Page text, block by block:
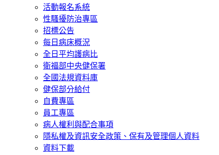
活動報名系統
性騷擾防治專區
招標公告
每日病床概況
全日平均護病比
衛福部中央健保署
全國法規資料庫
健保部分給付
自費專區
員工專區
病人權利與配合事項
隱私權及資訊安全政策、保有及管理個人資料
資料下載